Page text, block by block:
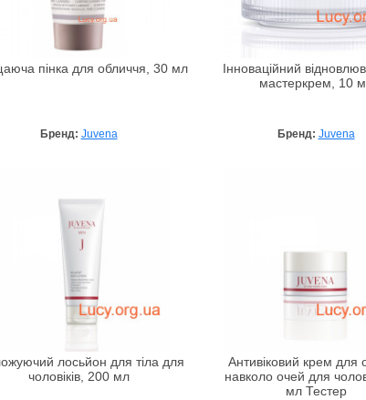
пінка для обличчя, 30 мл
Бренд: Juvena
Інноваційний
мастеркрем, 10
Бренд: Juvena
лосьйон для тіла для
чоловіків, 200 мл
Антивіковий крем для
навколо очей для
мл Тестер